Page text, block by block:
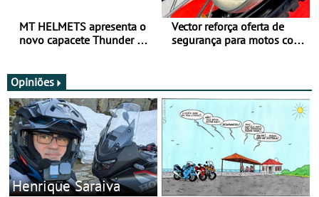
MT HELMETS apresenta o
novo capacete Thunder 4 R
Vector reforça oferta de
segurança para motos com
Opiniões
Henrique Saraiva